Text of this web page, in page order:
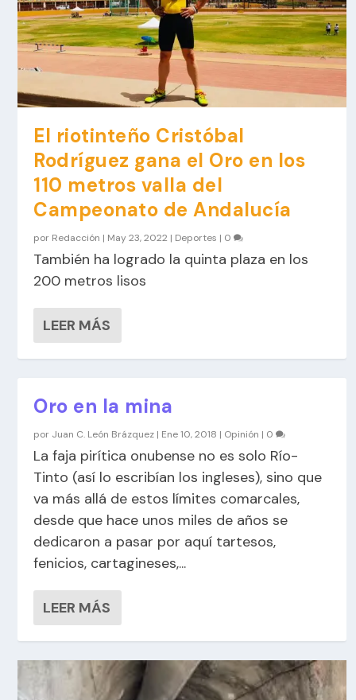
El riotinteño Cristóbal
Rodríguez gana el Oro en los
110 metros valla del
Campeonato de Andalucía
por Redacción | May 23, 2022 | Deportes | 0
También ha logrado la quinta plaza en los
200 metros lisos
LEER MÁS
Oro en la mina
por Juan C. León Brázquez | Ene 10, 2018 | Opinión | 0
La faja pirítica onubense no es solo Río-
Tinto (así lo escribían los ingleses), sino que
va más allá de estos límites comarcales,
desde que hace unos miles de años se
dedicaron a pasar por aquí tartesos,
fenicios, cartagineses,...
LEER MÁS